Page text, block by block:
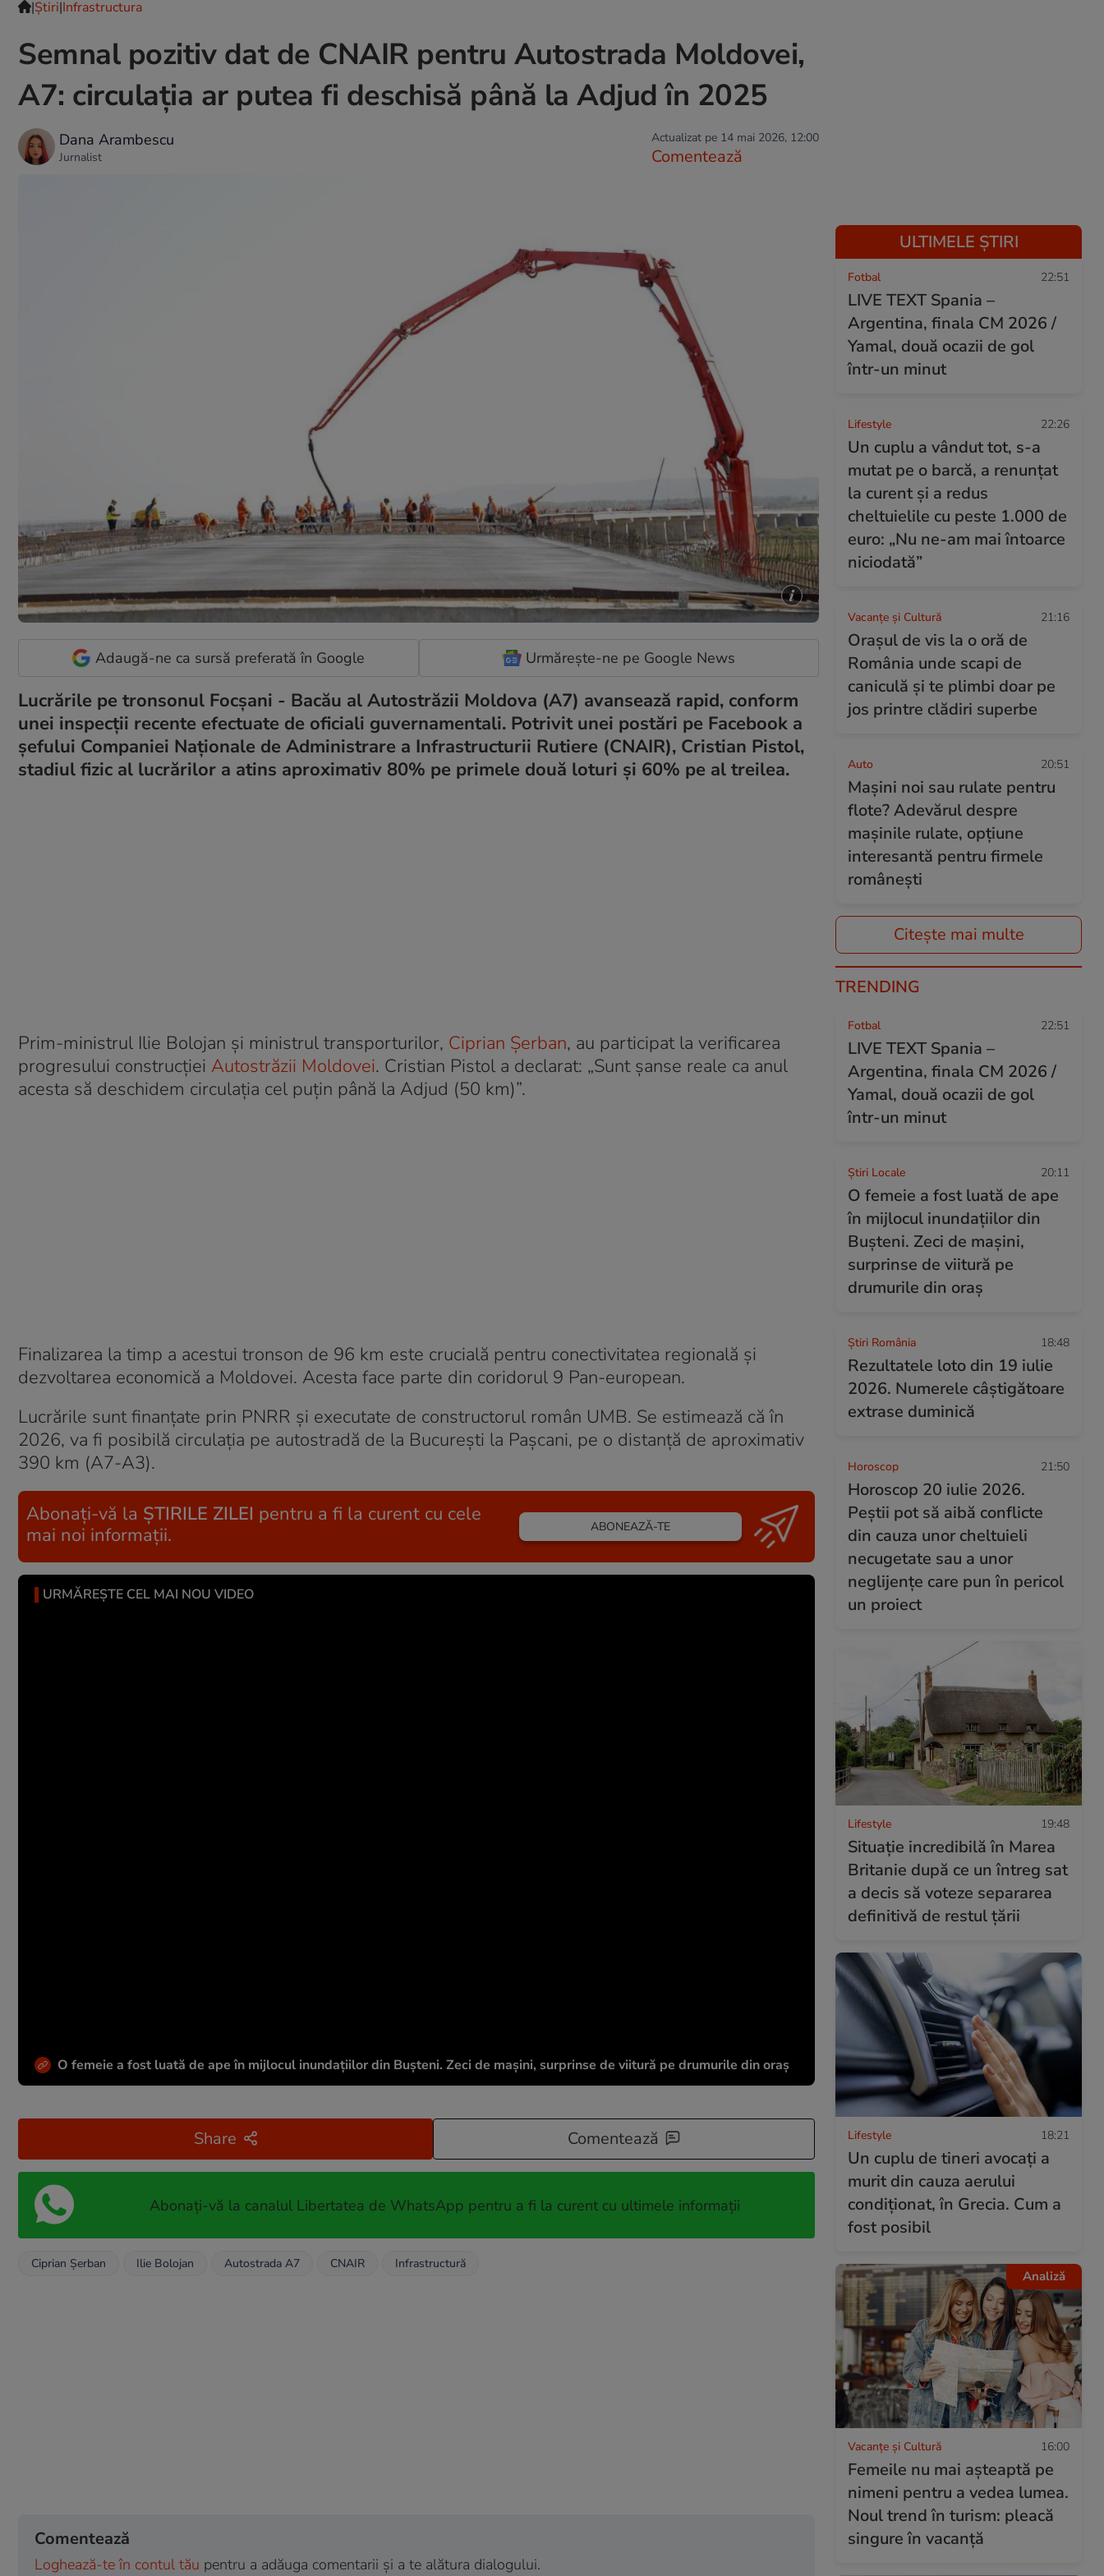
|Ştiri|Infrastructura
Semnal pozitiv dat de CNAIR pentru Autostrada Moldovei,
A7: circulația ar putea fi deschisă până la Adjud în 2025
Dana Arambescu
Jurnalist
Actualizat pe 14 mai 2026, 12:00
Comentează
Adaugă-ne ca sursă preferată în Google Urmărește-ne pe Google News
Lucrările pe tronsonul Focșani - Bacău al Autostrăzii Moldova (A7) avansează rapid, conform
unei inspecții recente efectuate de oficiali guvernamentali. Potrivit unei postări pe Facebook a
șefului Companiei Naționale de Administrare a Infrastructurii Rutiere (CNAIR), Cristian Pistol,
stadiul fizic al lucrărilor a atins aproximativ 80% pe primele două loturi și 60% pe al treilea.
Prim-ministrul Ilie Bolojan și ministrul transporturilor, Ciprian Șerban, au participat la verificarea
progresului construcției Autostrăzii Moldovei. Cristian Pistol a declarat: „Sunt șanse reale ca anul
acesta să deschidem circulația cel puțin până la Adjud (50 km)”.
Finalizarea la timp a acestui tronson de 96 km este crucială pentru conectivitatea regională și
dezvoltarea economică a Moldovei. Acesta face parte din coridorul 9 Pan-european.
Lucrările sunt finanțate prin PNRR și executate de constructorul român UMB. Se estimează că în
2026, va fi posibilă circulația pe autostradă de la București la Pașcani, pe o distanță de aproximativ
390 km (A7-A3).
Abonați-vă la ȘTIRILE ZILEI pentru a fi la curent cu cele
mai noi informații.
ABONEAZĂ-TE
URMĂREȘTE CEL MAI NOU VIDEO
O femeie a fost luată de ape în mijlocul inundațiilor din Bușteni. Zeci de mașini, surprinse de viitură pe drumurile din oraș
Share Comentează
Abonați-vă la canalul Libertatea de WhatsApp pentru a fi la curent cu ultimele informații
Ciprian Șerban Ilie Bolojan Autostrada A7 CNAIR Infrastructură
Comentează
Loghează-te în contul tău pentru a adăuga comentarii și a te alătura dialogului.
ULTIMELE ȘTIRI
Fotbal 22:51
LIVE TEXT Spania –
Argentina, finala CM 2026 /
Yamal, două ocazii de gol
într-un minut
Lifestyle 22:26
Un cuplu a vândut tot, s-a
mutat pe o barcă, a renunțat
la curent și a redus
cheltuielile cu peste 1.000 de
euro: „Nu ne-am mai întoarce
niciodată”
Vacanțe și Cultură 21:16
Orașul de vis la o oră de
România unde scapi de
caniculă și te plimbi doar pe
jos printre clădiri superbe
Auto 20:51
Mașini noi sau rulate pentru
flote? Adevărul despre
mașinile rulate, opțiune
interesantă pentru firmele
românești
Citește mai multe
TRENDING
Fotbal 22:51
LIVE TEXT Spania –
Argentina, finala CM 2026 /
Yamal, două ocazii de gol
într-un minut
Știri Locale 20:11
O femeie a fost luată de ape
în mijlocul inundațiilor din
Bușteni. Zeci de mașini,
surprinse de viitură pe
drumurile din oraș
Știri România 18:48
Rezultatele loto din 19 iulie
2026. Numerele câștigătoare
extrase duminică
Horoscop 21:50
Horoscop 20 iulie 2026.
Peștii pot să aibă conflicte
din cauza unor cheltuieli
necugetate sau a unor
neglijențe care pun în pericol
un proiect
Lifestyle 19:48
Situație incredibilă în Marea
Britanie după ce un întreg sat
a decis să voteze separarea
definitivă de restul țării
Lifestyle 18:21
Un cuplu de tineri avocați a
murit din cauza aerului
condiționat, în Grecia. Cum a
fost posibil
Analiză
Vacanțe și Cultură 16:00
Femeile nu mai așteaptă pe
nimeni pentru a vedea lumea.
Noul trend în turism: pleacă
singure în vacanță